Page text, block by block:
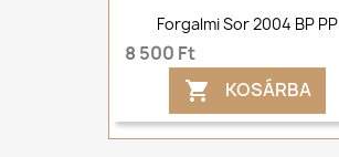
Forgalmi Sor 2004 BP PP
8 500 Ft
 KOSÁRBA